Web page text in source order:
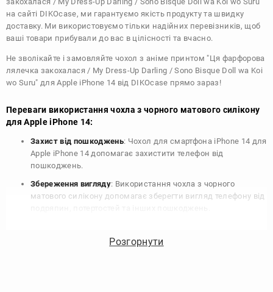
на сайті DIKOcase, ми гарантуємо якість продукту та швидку
доставку. Ми використовуємо тільки надійних перевізників, щоб
ваші товари прибували до вас в цілісності та вчасно.
Не зволікайте і замовляйте чохол з аніме принтом "Ця фарфорова
лялечка закохалася / My Dress-Up Darling / Sono Bisque Doll wa Koi
wo Suru" для Apple iPhone 14 від DIKOcase прямо зараз!
Переваги використання чохла з чорного матового силікону
для Apple iPhone 14:
Захист від пошкоджень: Чохол для смартфона iPhone 14 для
Apple iPhone 14 допомагає захистити телефон від
пошкоджень.
Збереження вигляду: Використання чохла з чорного
матового силікону допомагає зберегти вигляд телефону від
для Apple iPhone 14 допомагає зберегти цінність вашого
Розгорнути